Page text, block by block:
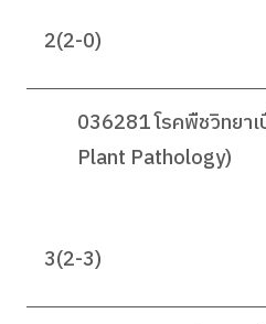
2(2-0)
036281 โรคพืชวิทย
Plant Pathology)
3(2-3)